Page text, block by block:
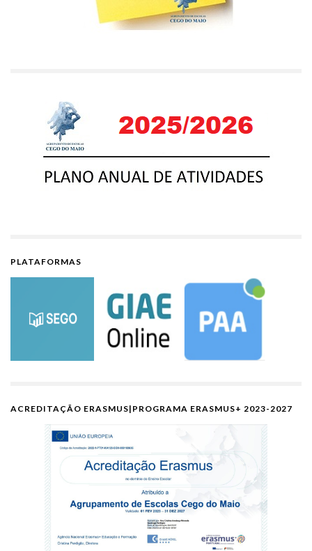
PLATAFORMAS
ACREDITAÇÃO ERASMUS|PROGRAMA ERASMUS+ 2023-2027